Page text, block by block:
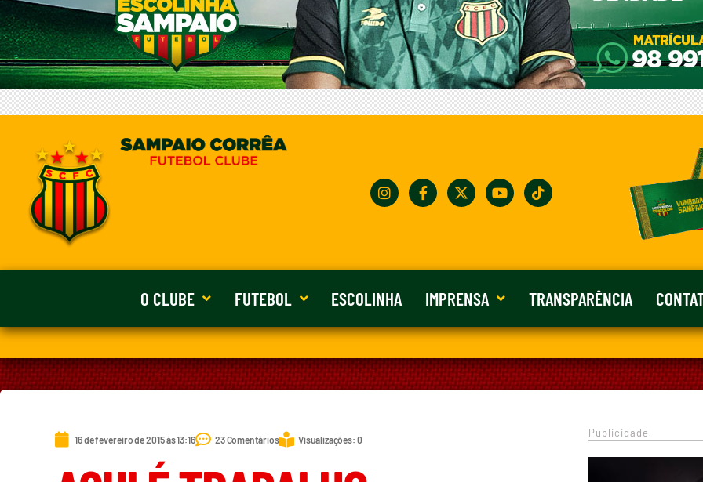
O CLUBE FUTEBOL ESCOLINHA IMPRENSA TRANSPARÊNCIA
16 de fevereiro de 2015 às 13:16 23 Comentários Visualizações: 0
Publicidade